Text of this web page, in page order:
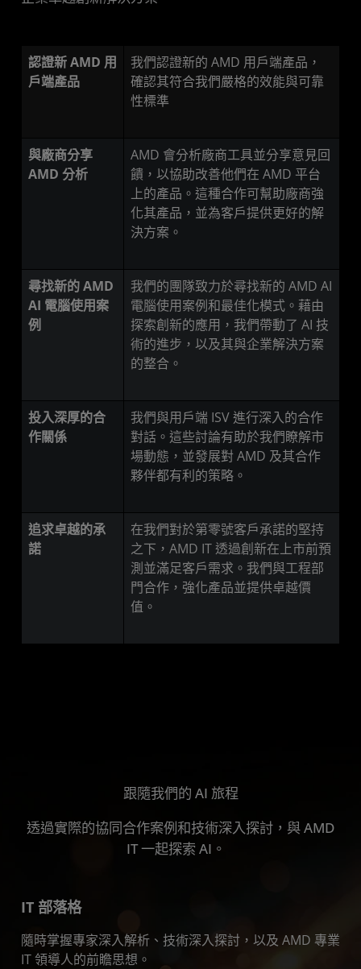
認證新 AMD 用
戶端產品
我們認證新的 AMD 用戶端產品，
確認其符合我們嚴格的效能與可靠
性標準
與廠商分享
AMD 分析
AMD 會分析廠商工具並分享意見回
饋，以協助改善他們在 AMD 平台
上的產品。這種合作可幫助廠商強
化其產品，並為客戶提供更好的解
決方案。
尋找新的 AMD
AI 電腦使用案
例
我們的團隊致力於尋找新的 AMD AI
電腦使用案例和最佳化模式。藉由
探索創新的應用，我們帶動了 AI 技
術的進步，以及其與企業解決方案
的整合。
投入深厚的合
作關係
我們與用戶端 ISV 進行深入的合作
對話。這些討論有助於我們瞭解市
場動態，並發展對 AMD 及其合作
夥伴都有利的策略。
追求卓越的承
諾
在我們對於第零號客戶承諾的堅持
之下，AMD IT 透過創新在上市前預
測並滿足客戶需求。我們與工程部
門合作，強化產品並提供卓越價
值。
跟隨我們的 AI 旅程
透過實際的協同合作案例和技術深入探討，與 AMD
IT 一起探索 AI。
IT 部落格
隨時掌握專家深入解析、技術深入探討，以及 AMD 專業
IT 領導人的前瞻思想。